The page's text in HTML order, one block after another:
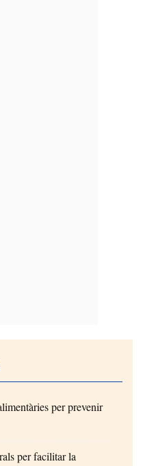
per prevenir
per facilitar la